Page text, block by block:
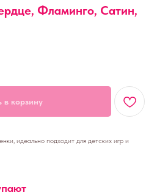
Фламинго, Сатин,
в корзину
идеально подходит для детских игр и